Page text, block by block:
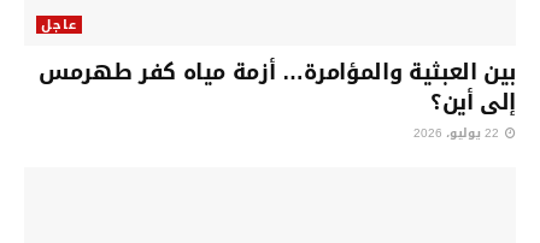
عاجل
بين العبثية والمؤامرة… أزمة مياه كفر طهرمس
إلى أين؟